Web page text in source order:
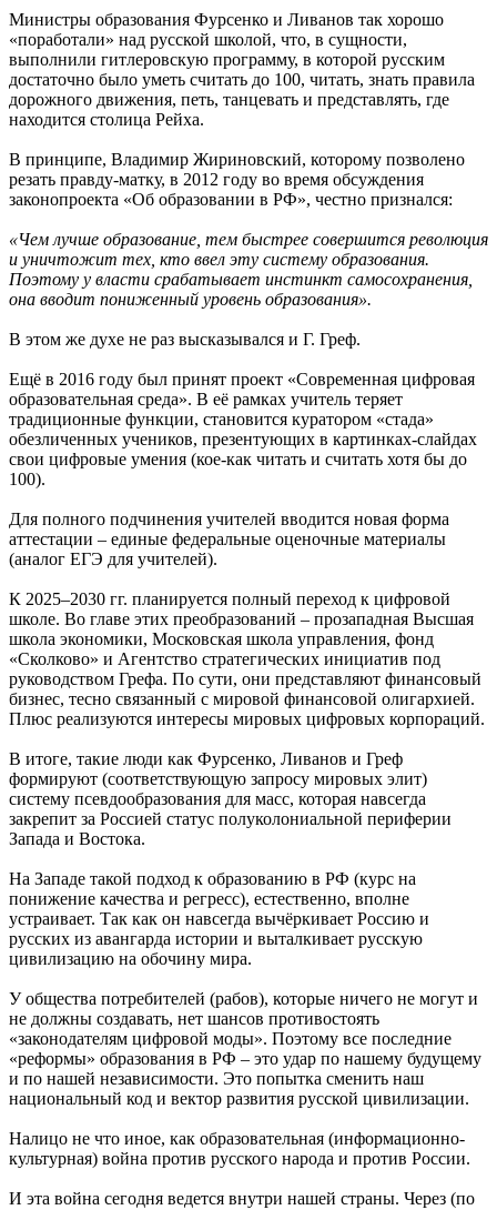
Министры образования Фурсенко и Ливанов так хорошо
«поработали» над русской школой, что, в сущности,
выполнили гитлеровскую программу, в которой русским
достаточно было уметь считать до 100, читать, знать правила
дорожного движения, петь, танцевать и представлять, где
находится столица Рейха.
В принципе, Владимир Жириновский, которому позволено
резать правду-матку, в 2012 году во время обсуждения
законопроекта «Об образовании в РФ», честно признался:
«Чем лучше образование, тем быстрее совершится революция
и уничтожит тех, кто ввел эту систему образования.
Поэтому у власти срабатывает инстинкт самосохранения,
она вводит пониженный уровень образования».
В этом же духе не раз высказывался и Г. Греф.
Ещё в 2016 году был принят проект «Современная цифровая
образовательная среда». В её рамках учитель теряет
традиционные функции, становится куратором «стада»
обезличенных учеников, презентующих в картинках-слайдах
свои цифровые умения (кое-как читать и считать хотя бы до
100).
Для полного подчинения учителей вводится новая форма
аттестации – единые федеральные оценочные материалы
(аналог ЕГЭ для учителей).
К 2025–2030 гг. планируется полный переход к цифровой
школе. Во главе этих преобразований – прозападная Высшая
школа экономики, Московская школа управления, фонд
«Сколково» и Агентство стратегических инициатив под
руководством Грефа. По сути, они представляют финансовый
бизнес, тесно связанный с мировой финансовой олигархией.
Плюс реализуются интересы мировых цифровых корпораций.
В итоге, такие люди как Фурсенко, Ливанов и Греф
формируют (соответствующую запросу мировых элит)
систему псевдообразования для масс, которая навсегда
закрепит за Россией статус полуколониальной периферии
Запада и Востока.
На Западе такой подход к образованию в РФ (курс на
понижение качества и регресс), естественно, вполне
устраивает. Так как он навсегда вычёркивает Россию и
русских из авангарда истории и выталкивает русскую
цивилизацию на обочину мира.
У общества потребителей (рабов), которые ничего не могут и
не должны создавать, нет шансов противостоять
«законодателям цифровой моды». Поэтому все последние
«реформы» образования в РФ – это удар по нашему будущему
и по нашей независимости. Это попытка сменить наш
национальный код и вектор развития русской цивилизации.
Налицо не что иное, как образовательная (информационно-
культурная) война против русского народа и против России.
И эта война сегодня ведется внутри нашей страны. Через (по